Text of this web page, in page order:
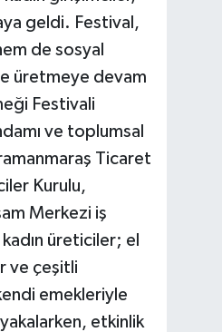
geldi. Festival,
de sosyal
üretmeye devam
Festivali
ve toplumsal
Ticaret
Kurulu,
Merkezi iş
üreticiler; el
ve çeşitli
emekleriyle
etkinlik